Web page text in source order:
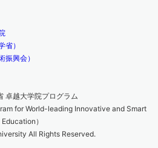
省）
振興会）
卓越大学院プログラム
for World-leading Innovative and Smart
Education）
All Rights Reserved.